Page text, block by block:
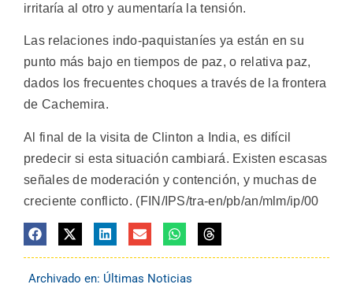
irritaría al otro y aumentaría la tensión.
Las relaciones indo-paquistaníes ya están en su
punto más bajo en tiempos de paz, o relativa paz,
dados los frecuentes choques a través de la frontera
de Cachemira.
Al final de la visita de Clinton a India, es difícil
predecir si esta situación cambiará. Existen escasas
señales de moderación y contención, y muchas de
creciente conflicto. (FIN/IPS/tra-en/pb/an/mlm/ip/00
Archivado en: Últimas Noticias